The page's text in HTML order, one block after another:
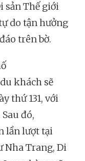
sản Thế giới
do tận hưởng
trên bờ.
khách sẽ
thứ 131, với
đó,
lần lượt tại
Nha Trang, Di